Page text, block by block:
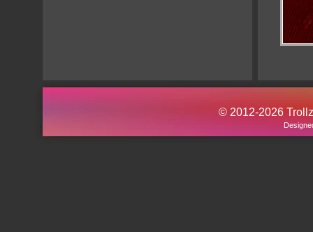
© 2012-2026